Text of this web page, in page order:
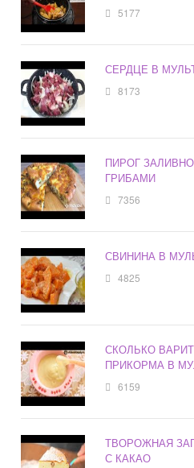
5177
СЕРДЦЕ В
8173
ПИРОГ
ГРИБАМИ
7356
СВИНИНА В
4825
СКОЛЬКО
ПРИКОРМА В
6159
ТВОРОЖНАЯ
С КАКАО